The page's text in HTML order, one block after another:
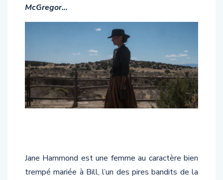
McGregor…
Jane Hammond est une femme au caractère bien
trempé mariée à Bill, l’un des pires bandits de la